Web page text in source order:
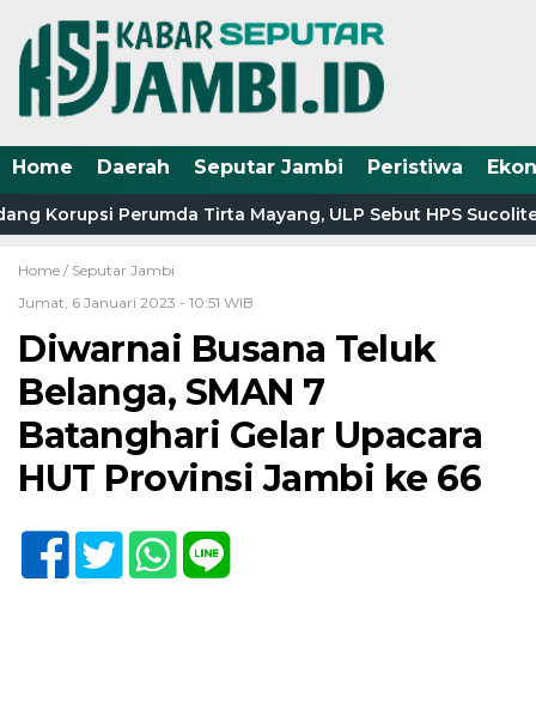
Home Daerah Seputar Jambi Peristiwa
Korupsi Perumda Tirta Mayang, ULP Sebut HPS
Home / Seputar Jambi
Jumat, 6 Januari 2023 - 10:51 WIB
Diwarnai Busana Teluk
Belanga, SMAN 7
Batanghari Gelar Upacara
HUT Provinsi Jambi ke 66